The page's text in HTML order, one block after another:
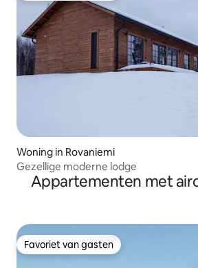
Woning in Rovaniemi
Gezellige moderne lodge
Appartementen met
Favoriet van gasten
Favoriet van gasten